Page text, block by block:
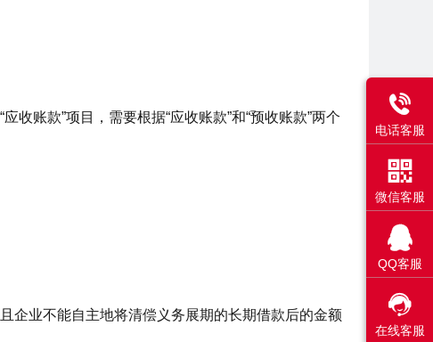
收账款”项目，需要根据“应收账款”和“预收账款”两个
企业不能自主地将清偿义务展期的长期借款后的金额

电话客服

微信客服

QQ客服

在线客服